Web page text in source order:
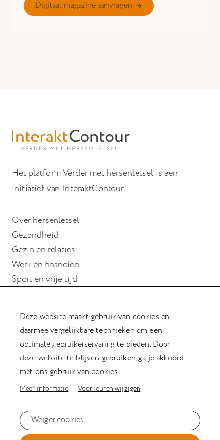
Digitaal magazine aanvragen
Het platform Verder met hersenletsel is een
initiatief van InteraktContour.
Over hersenletsel
Gezondheid
Gezin en relaties
Werk en financiën
Sport en vrije tijd
Wonen
Hulp bij hersenletsel
Magazine Verder met hersenletsel
Kookboek
Afasiesleutelhanger
Privacyverklaring
Cookiestatement
Deze website maakt gebruik van cookies en
daarmee vergelijkbare technieken om een
optimale gebruikerservaring te bieden. Door
deze website te blijven gebruiken, ga je akkoord
met ons gebruik van cookies.
Meer informatie Voorkeuren wijzigen
Weiger cookies